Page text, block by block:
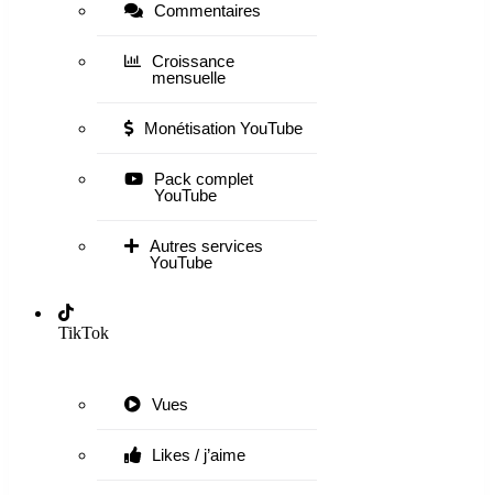
Commentaires
Croissance
mensuelle
Monétisation YouTube
Pack complet
YouTube
Autres services
YouTube
TikTok
Vues
Likes / j’aime